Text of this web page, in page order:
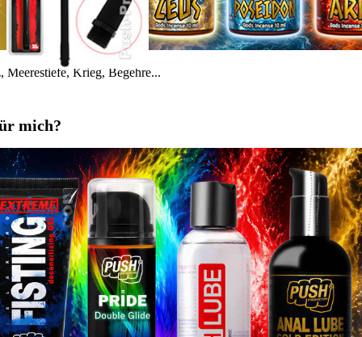
Meerestiefe, Krieg, Begehre...
mich?